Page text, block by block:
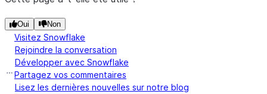
Oui Non
Visitez Snowflake
Rejoindre la conversation
Développer avec Snowflake
Partagez vos commentaires
Lisez les dernières nouvelles sur notre blog